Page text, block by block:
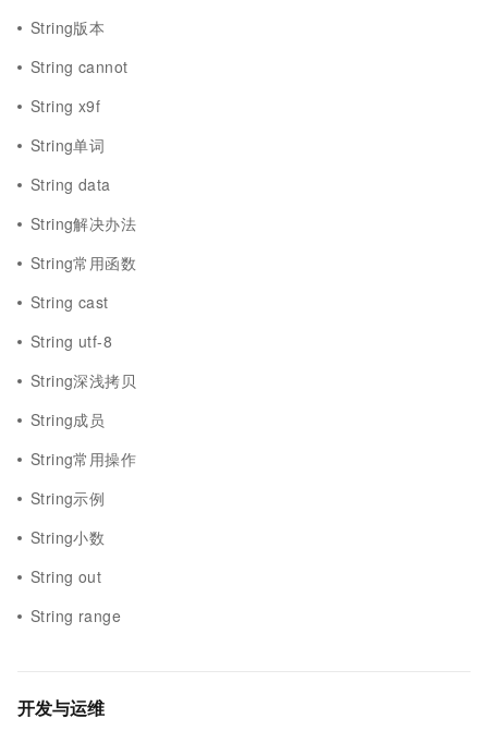
String版本
String cannot
String x9f
String单词
String data
String解决办法
String常用函数
String cast
String utf-8
String深浅拷贝
String成员
String常用操作
String示例
String小数
String out
String range
开发与运维